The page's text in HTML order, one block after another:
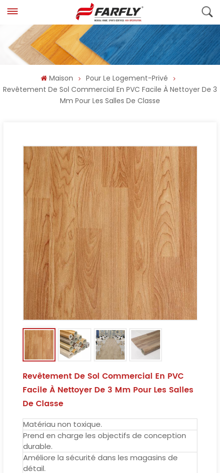
Maison
Pour Le Logement-Privé
Revêtement De Sol Commercial En PVC Facile À Nettoyer De 3
Mm Pour Les Salles De Classe
Revêtement De Sol Commercial En PVC
Facile À Nettoyer De 3 Mm Pour Les Salles
De Classe
Matériau non toxique.
Prend en charge les objectifs de conception
durable.
Améliore la sécurité dans les magasins de
détail.